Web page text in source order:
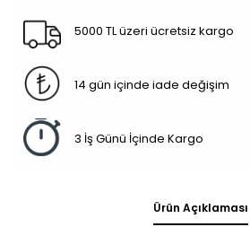
5000 TL üzeri ücretsiz kargo
14 gün içinde iade değişim
3 İş Günü İçinde Kargo
Ürün Açıklaması